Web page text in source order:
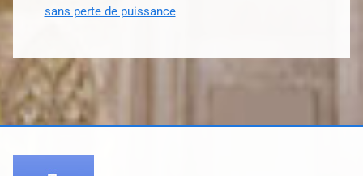
sans perte de puissance